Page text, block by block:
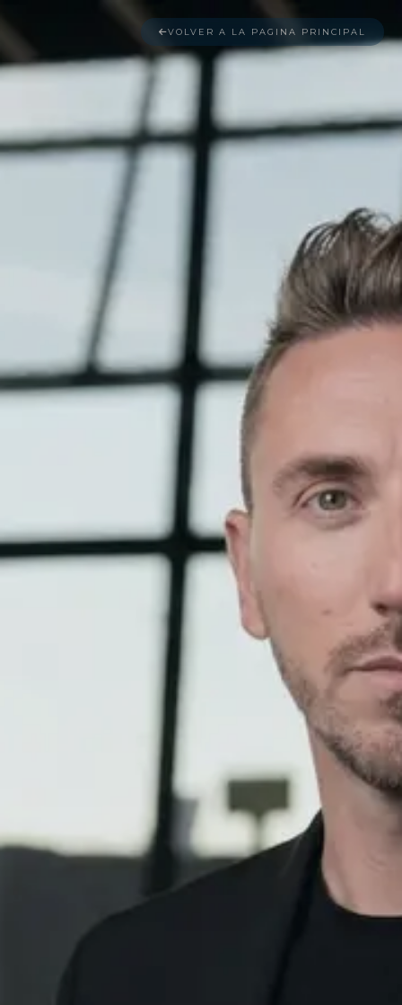
VOLVER A LA PAGINA PRINCIPAL